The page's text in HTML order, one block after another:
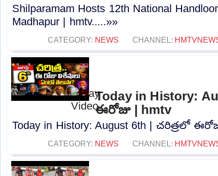
Shilparamam Hosts 12th National
Madhapur | hmtv.....»»
CATEGORY: NEWS CHANNEL:
Today in History:
ఈరోజు | hmtv
Today in History: August 6th | చరిత్రలో
CATEGORY: NEWS CHANNEL: